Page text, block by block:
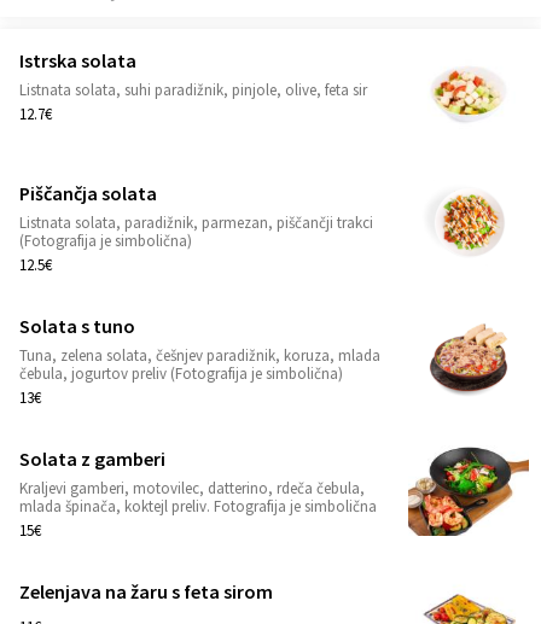
Istrska solata
Listnata solata, suhi paradižnik, pinjole, olive, feta sir
12.7€
Piščančja solata
Listnata solata, paradižnik, parmezan, piščančji trakci
(Fotografija je simbolična)
12.5€
Solata s tuno
Tuna, zelena solata, češnjev paradižnik, koruza, mlada
čebula, jogurtov preliv (Fotografija je simbolična)
13€
Solata z gamberi
Kraljevi gamberi, motovilec, datterino, rdeča čebula,
mlada špinača, koktejl preliv. Fotografija je simbolična
15€
Zelenjava na žaru s feta sirom